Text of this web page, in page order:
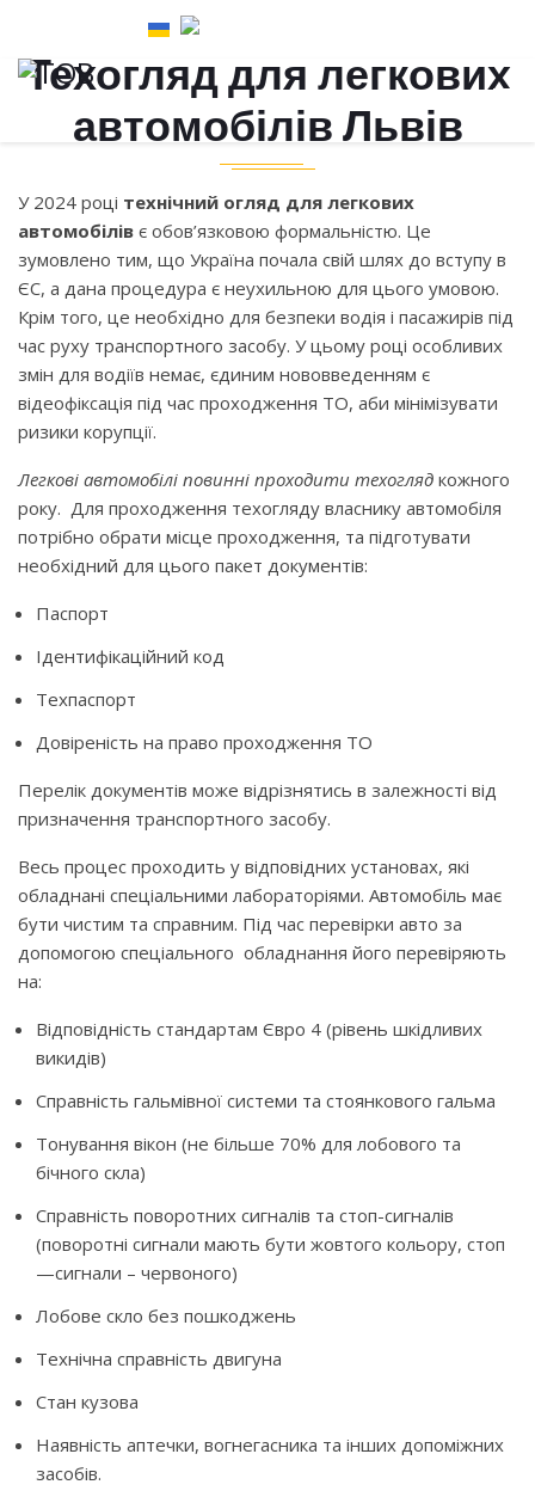
097 357 54 64,
068 404 77 17
032 277 7814 бухгалтерія / сертифікація
ТЕХОГЛЯД ДЛЯ ЛЕГКОВИХ АВТОМОБІЛІВ
СЕРТИФІКАЦІЯ ВСІХ ТИПІВ ТЗ
ТЕХНІЧНИЙ ОГЛЯД, ТЕХНІЧНИЙ КОНТРОЛЬ,
ТЕХОГЛЯД, ОТК, СЕРФТИФІКАЦІЯ ЄКМТ, МСТО.
ЛЕГКОВІ АВТО, ВАНТАЖНІ АВТО, КОМЕРЦІЙНИЙ
КОНСУЛЬТАЦІЯ
Техогляд для легкових
автомобілів Львів
У 2024 році технічний огляд для легкових
автомобілів є обов’язковою формальністю. Це
зумовлено тим, що Україна почала свій шлях до вступу в
ЄС, а дана процедура є неухильною для цього умовою.
Крім того, це необхідно для безпеки водія і пасажирів під
час руху транспортного засобу. У цьому році особливих
змін для водіїв немає, єдиним нововведенням є
відеофіксація під час проходження ТО, аби мінімізувати
ризики корупції.
Легкові автомобілі повинні проходити техогляд кожного
року. Для проходження техогляду власнику автомобіля
потрібно обрати місце проходження, та підготувати
необхідний для цього пакет документів:
Паспорт
Ідентифікаційний код
Техпаспорт
Довіреність на право проходження ТО
Перелік документів може відрізнятись в залежності від
призначення транспортного засобу.
Весь процес проходить у відповідних установах, які
обладнані спеціальними лабораторіями. Автомобіль має
бути чистим та справним. Під час перевірки авто за
допомогою спеціального обладнання його перевіряють
на:
Відповідність стандартам Євро 4 (рівень шкідливих
викидів)
Справність гальмівної системи та стоянкового гальма
Тонування вікон (не більше 70% для лобового та
бічного скла)
Справність поворотних сигналів та стоп-сигналів
(поворотні сигнали мають бути жовтого кольору, стоп
—сигнали – червоного)
Лобове скло без пошкоджень
Технічна справність двигуна
Стан кузова
Наявність аптечки, вогнегасника та інших допоміжних
засобів.